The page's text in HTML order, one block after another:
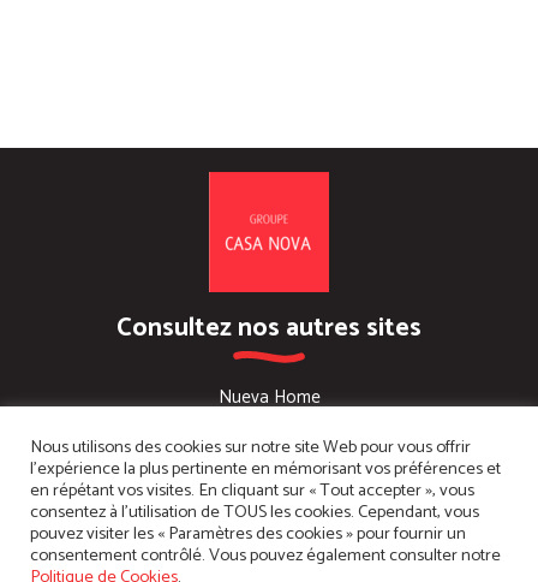
Consultez nos autres sites
Nueva Home
Les Maisons ECT
Maisons Loire & Sologne
Maisons MPM
Nous utilisons des cookies sur notre site Web pour vous offrir
l'expérience la plus pertinente en mémorisant vos préférences et
en répétant vos visites. En cliquant sur « Tout accepter », vous
consentez à l'utilisation de TOUS les cookies. Cependant, vous
pouvez visiter les « Paramètres des cookies » pour fournir un
consentement contrôlé. Vous pouvez également consulter notre